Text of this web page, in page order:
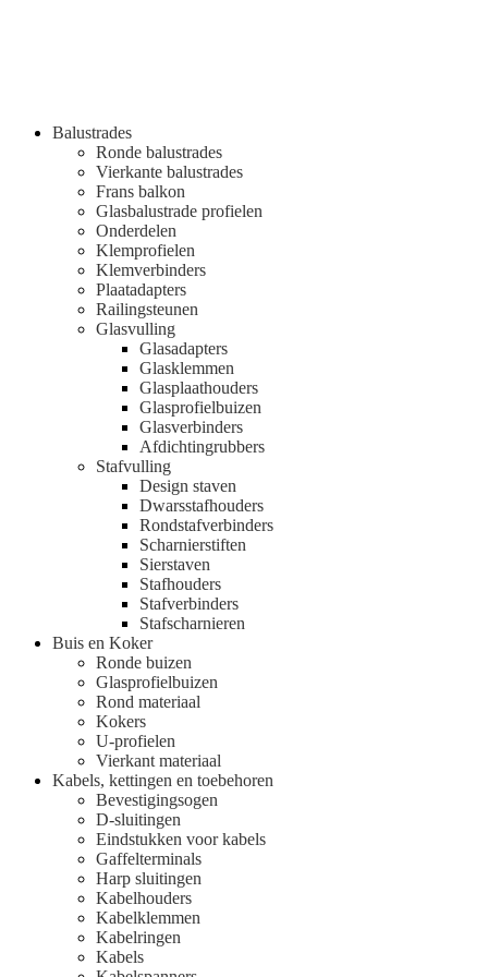
Balustrades
Ronde balustrades
Vierkante balustrades
Frans balkon
Glasbalustrade profielen
Onderdelen
Klemprofielen
Klemverbinders
Plaatadapters
Railingsteunen
Glasvulling
Glasadapters
Glasklemmen
Glasplaathouders
Glasprofielbuizen
Glasverbinders
Afdichtingrubbers
Stafvulling
Design staven
Dwarsstafhouders
Rondstafverbinders
Scharnierstiften
Sierstaven
Stafhouders
Stafverbinders
Stafscharnieren
Buis en Koker
Ronde buizen
Glasprofielbuizen
Rond materiaal
Kokers
U-profielen
Vierkant materiaal
Kabels, kettingen en toebehoren
Bevestigingsogen
D-sluitingen
Eindstukken voor kabels
Gaffelterminals
Harp sluitingen
Kabelhouders
Kabelklemmen
Kabelringen
Kabels